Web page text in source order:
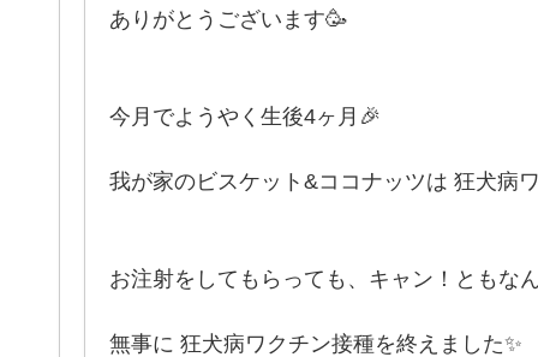
ありがとうございます🥳
今月でようやく生後4ヶ月🎉
我が家のビスケット&ココナッツは 狂犬病
お注射をしてもらっても、キャン！ともな
無事に 狂犬病ワクチン接種を終えました✨